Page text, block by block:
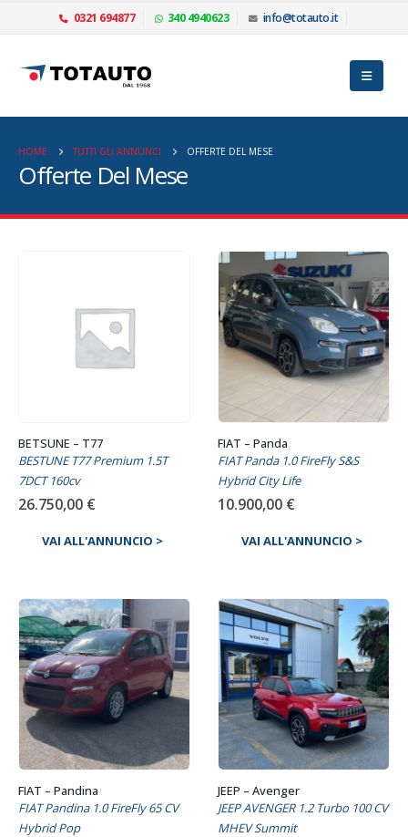
0321 694877 340 4940623 info@totauto.it
HOME TUTTI GLI ANNUNCI OFFERTE DEL MESE
Offerte Del Mese
BETSUNE – T77
BESTUNE T77 Premium 1.5T
7DCT 160cv
26.750,00 €
VAI ALL'ANNUNCIO >
FIAT – Panda
FIAT Panda 1.0 FireFly S&S
Hybrid City Life
10.900,00 €
VAI ALL'ANNUNCIO >
FIAT – Pandina
FIAT Pandina 1.0 FireFly 65 CV
Hybrid Pop
JEEP – Avenger
JEEP AVENGER 1.2 Turbo 100 CV
MHEV Summit